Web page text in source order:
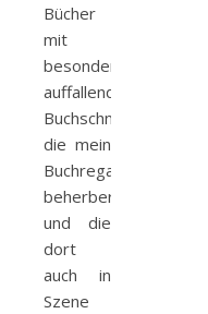
Bücher
mit
besonders
auffallenden
Buchschnitten,
die mein
Buchregal
beherbergt
und die
dort
auch in
Szene